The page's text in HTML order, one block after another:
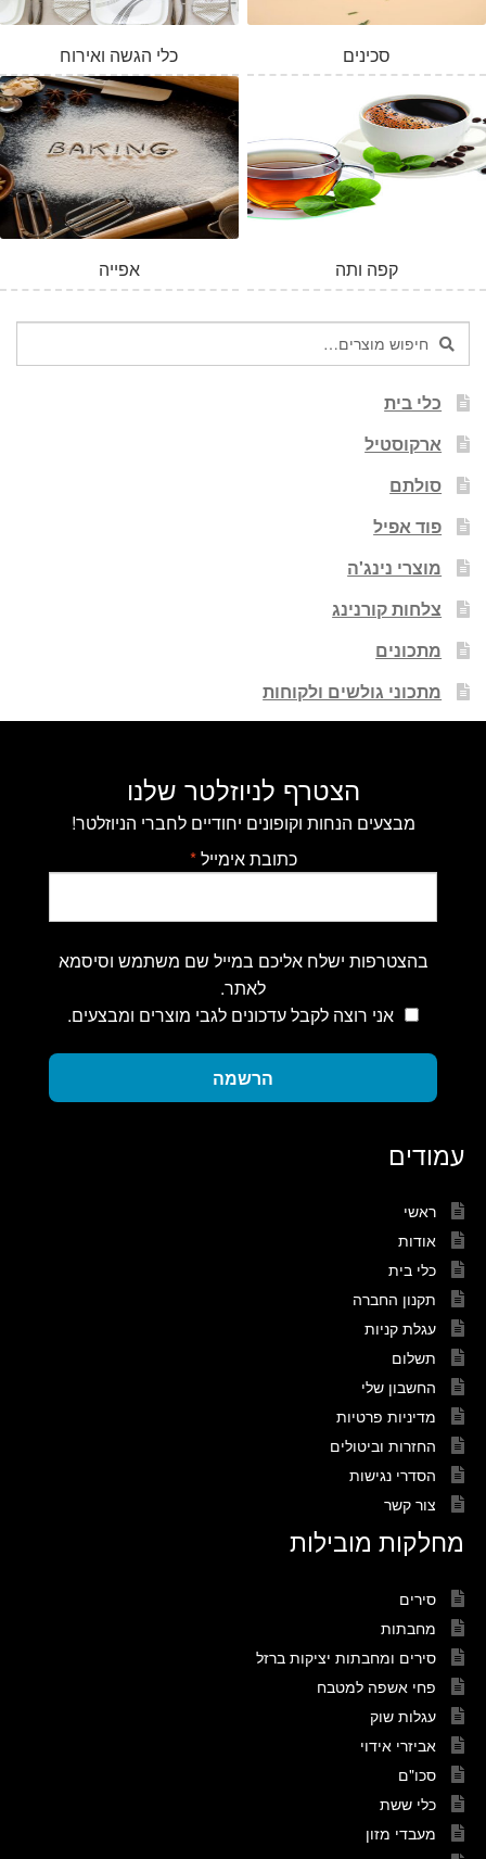
המלאי אזל
כלי הגשה ואירוח סכינים
אפייה קפה ותה
חיפוש
עבור:
חיפוש
כלי בית
ארקוסטיל
סולתם
פוד אפיל
מוצרי נינג'ה
צלחות קורנינג
מתכונים
מתכוני גולשים ולקוחות
הצטרף לניוזלטר שלנו
מבצעים הנחות וקופונים יחודיים לחברי הניוזלטר!
כתובת אימייל*
בהצטרפות ישלח אליכם במייל שם משתמש וסיסמא
לאתר.
אני רוצה לקבל עדכונים לגבי מוצרים ומבצעים.
הרשמה
עמודים
ראשי
אודות
כלי בית
תקנון החברה
עגלת קניות
תשלום
החשבון שלי
מדיניות פרטיות
החזרות וביטולים
הסדרי נגישות
צור קשר
מחלקות מובילות
סירים
מחבתות
סירים ומחבתות יציקות ברזל
פחי אשפה למטבח
עגלות שוק
אביזרי אידוי
סכו"ם
כלי ששת
מעבדי מזון